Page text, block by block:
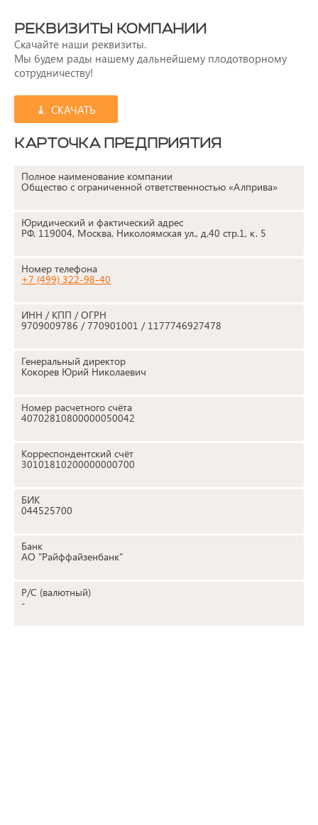
РЕКВИЗИТЫ КОМПАНИИ
Скачайте наши реквизиты.
Мы будем рады нашему дальнейшему плодотворному
сотрудничеству!
СКАЧАТЬ
КАРТОЧКА ПРЕДПРИЯТИЯ
Полное наименование компании
Общество с ограниченной ответственностью «Алприва»
Юридический и фактический адрес
РФ, 119004, Москва, Николоямская ул., д.40 стр.1, к. 5
Номер телефона
+7 (499) 322-98-40
ИНН / КПП / ОГРН
9709009786 / 770901001 / 1177746927478
Генеральный директор
Кокорев Юрий Николаевич
Номер расчетного счёта
40702810800000050042
Корреспондентский счёт
30101810200000000700
БИК
044525700
Банк
АО "Райффайзенбанк"
Р/С (валютный)
-